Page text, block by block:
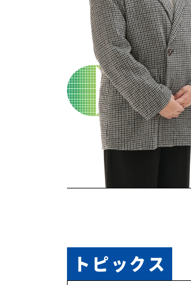
トピックス